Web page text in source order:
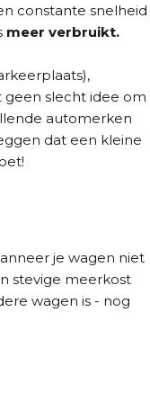
constante snelheid
meer verbruikt.
geen slecht idee om
automerken
dat een kleine
je wagen niet
stevige meerkost
wagen is - nog